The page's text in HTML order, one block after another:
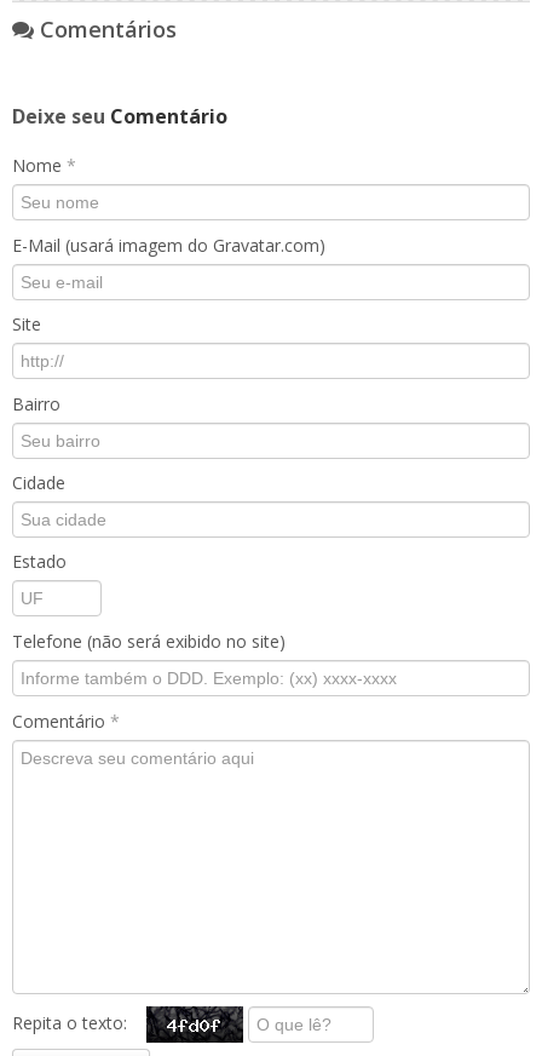
Comentários
Deixe seu Comentário
Nome *
E-Mail (usará imagem do Gravatar.com)
Site
Bairro
Cidade
Estado
Telefone (não será exibido no site)
Comentário *
Repita o texto: